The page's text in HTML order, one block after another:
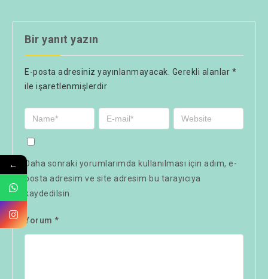
Bir yanıt yazın
E-posta adresiniz yayınlanmayacak. Gerekli alanlar *
ile işaretlenmişlerdir
Daha sonraki yorumlarımda kullanılması için adım, e-
posta adresim ve site adresim bu tarayıcıya
kaydedilsin.
Yorum *
←